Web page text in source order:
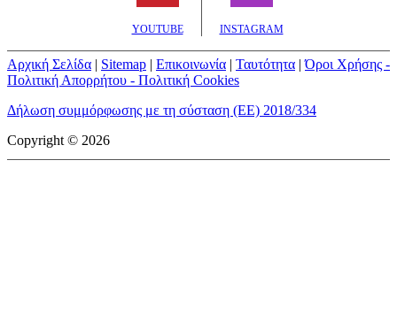
YOUTUBE INSTAGRAM
Αρχική Σελίδα | Sitemap | Επικοινωνία | Ταυτότητα |Όροι Χρήσης -
Πολιτική Απορρήτου - Πολιτική Cookies
Δήλωση συμμόρφωσης με τη σύσταση (ΕΕ) 2018/334
Copyright © 2026